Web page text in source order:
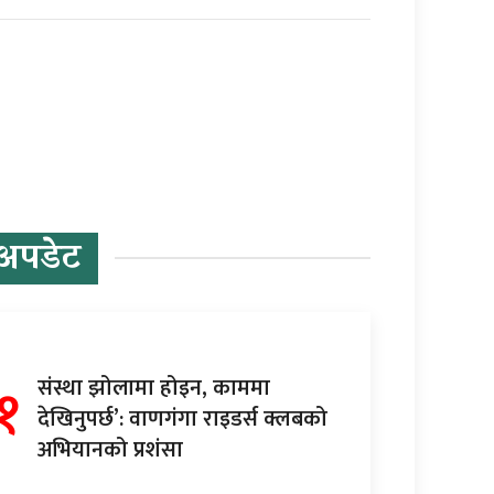
संस्था झोलामा होइन, काममा
देखिनुपर्छ’: वाणगंगा राइडर्स क्लबको
अभियानको प्रशंसा